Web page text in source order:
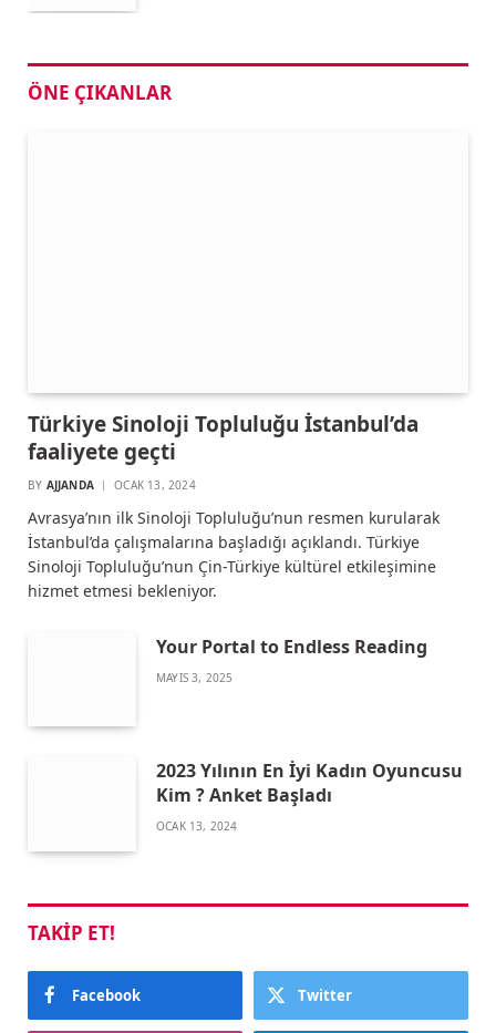
ÖNE ÇIKANLAR
Türkiye Sinoloji Topluluğu İstanbul’da
faaliyete geçti
BY AJJANDA OCAK 13, 2024
Avrasya’nın ilk Sinoloji Topluluğu’nun resmen kurularak
İstanbul’da çalışmalarına başladığı açıklandı. Türkiye
Sinoloji Topluluğu’nun Çin-Türkiye kültürel etkileşimine
hizmet etmesi bekleniyor.
Your Portal to Endless Reading
MAYIS 3, 2025
2023 Yılının En İyi Kadın Oyuncusu
Kim ? Anket Başladı
OCAK 13, 2024
TAKIP ET!
Facebook Twitter